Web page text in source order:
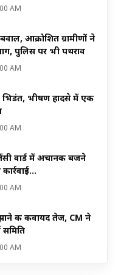
AM
आक्रोशित ग्रामीणों ने
पुलिस पर भी पथराव
AM
भिडंत, भीषण हादसे में एक
AM
वार्ड में अचानक बजने
AM
की कवायद तेज, CM ने
समिति
AM